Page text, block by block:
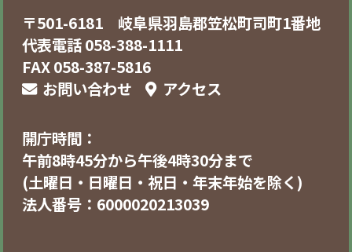
〒501-6181 岐阜県羽島郡笠松町司町1番地
代表電話 058-388-1111
FAX 058-387-5816
お問い合わせ
アクセス
開庁時間：
午前8時45分から午後4時30分まで
(土曜日・日曜日・祝日・年末年始を除く)
法人番号：6000020213039